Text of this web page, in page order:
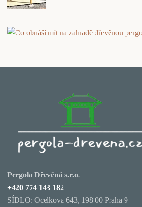
Pergola Dřevěná s.r.o.
+420 774 143 182
SÍDLO: Ocelkova 643, 198 00 Praha 9